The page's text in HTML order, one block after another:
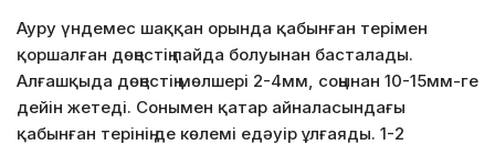
Ауру үндемес шаққан орында қабынған терімен
қоршалған дөңестің пайда болуынан басталады.
Алғашқыда дөңестің мөлшері 2-4мм, соңынан 10-15мм-ге
дейін жетеді. Сонымен қатар айналасындағы
қабынған терінің де көлемі едәуір ұлғаяды. 1-2